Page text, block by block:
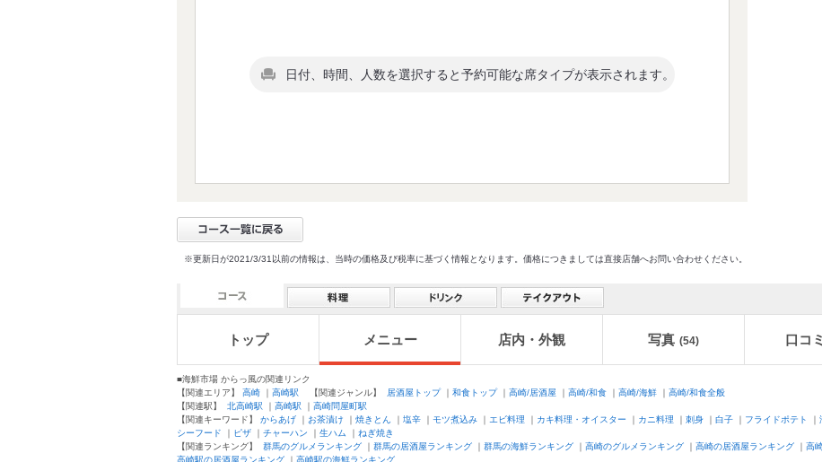
日付、時間、人数を選択すると予約可能な席タイプが表示されます。
※更新日が2021/3/31以前の情報は、当時の価格及び税率に基づく情報となります。価格につきましては直接店舗へお問い合わせください。
トップ メニュー 店内・外観 写真 (54) 口コミ
■海鮮市場 からっ風の関連リンク
【関連エリア】 高崎 ｜ 高崎駅 【関連ジャンル】 居酒屋トップ｜ 和食トップ｜ 高崎/居酒屋 ｜ 高崎/和食 ｜ 高崎/海鮮 ｜ 高崎/和食全般
【関連駅】 北高崎駅 ｜ 高崎駅 ｜ 高崎問屋町駅
【関連キーワード】 からあげ ｜ お茶漬け ｜ 焼きとん ｜ 塩辛 ｜ モツ煮込み ｜ エビ料理 ｜ カキ料理・オイスター ｜ カニ料理 ｜ 刺身 ｜ 白子 ｜ フライドポテト ｜
シーフード ｜ ピザ ｜ チャーハン ｜ 生ハム ｜ ねぎ焼き
【関連ランキング】 群馬のグルメランキング ｜ 群馬の居酒屋ランキング ｜ 群馬の海鮮ランキング ｜ 高崎のグルメランキング ｜ 高崎の居酒屋ランキング ｜ 高
高崎駅の居酒屋ランキング ｜ 高崎駅の海鮮ランキング